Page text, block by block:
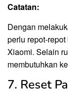
Catatan:
Dengan
perlu repot-
Xiaomi. Selain
membutuhkan
7. Reset